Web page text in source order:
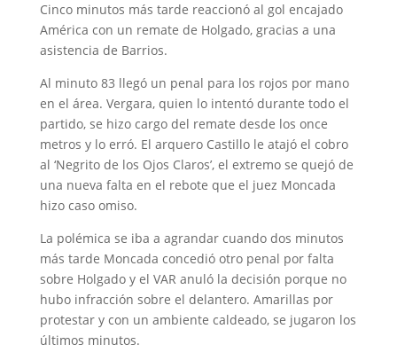
Cinco minutos más tarde reaccionó al gol encajado
América con un remate de Holgado, gracias a una
asistencia de Barrios.
Al minuto 83 llegó un penal para los rojos por mano
en el área. Vergara, quien lo intentó durante todo el
partido, se hizo cargo del remate desde los once
metros y lo erró. El arquero Castillo le atajó el cobro
al ‘Negrito de los Ojos Claros’, el extremo se quejó de
una nueva falta en el rebote que el juez Moncada
hizo caso omiso.
La polémica se iba a agrandar cuando dos minutos
más tarde Moncada concedió otro penal por falta
sobre Holgado y el VAR anuló la decisión porque no
hubo infracción sobre el delantero. Amarillas por
protestar y con un ambiente caldeado, se jugaron los
últimos minutos.